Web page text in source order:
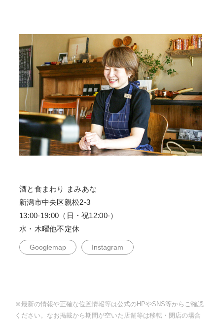
酒と食まわり まみあな
新潟市中央区親松2-3
13:00-19:00（日・祝12:00-）
水・木曜他不定休
Googlemap Instagram
※最新の情報や正確な位置情報等は公式のHPやSNS等からご確認
ください。なお掲載から期間が空いた店舗等は移転・閉店の場合